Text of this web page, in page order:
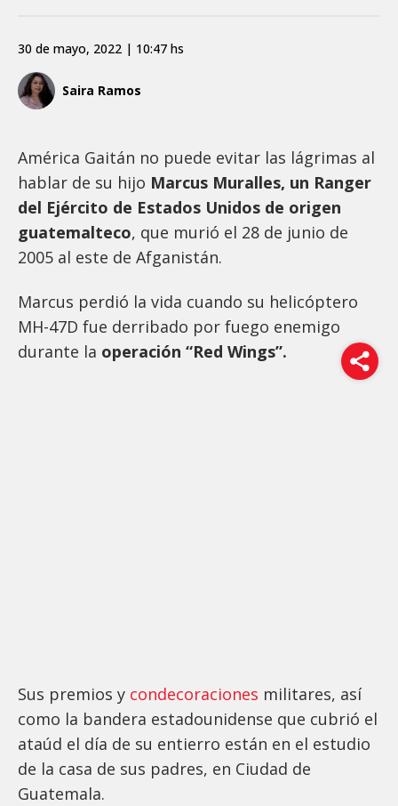
Saira Ramos
30 de mayo, 2022 | 10:47 hs
América Gaitán no puede evitar las lágrimas al
hablar de su hijo Marcus Muralles, un Ranger
del Ejército de Estados Unidos de origen
guatemalteco, que murió el 28 de junio de
2005 al este de Afganistán.
Marcus perdió la vida cuando su helicóptero
MH-47D fue derribado por fuego enemigo
durante la operación “Red Wings”.
Sus premios y condecoraciones militares, así
como la bandera estadounidense que cubrió el
ataúd el día de su entierro están en el estudio
de la casa de sus padres, en Ciudad de
Guatemala.